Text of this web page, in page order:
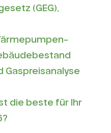
(GEG),
Gaspreisanalyse
die beste für Ihr